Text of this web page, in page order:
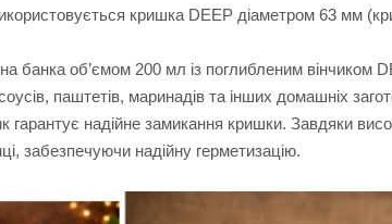
кришка DEEP діаметром 63 мм
банка об’ємом 200 мл із поглибленим вінчиком
паштетів, маринадів та інших домашніх
гарантує надійне замикання кришки. Завдяки
забезпечуючи надійну герметизацію.